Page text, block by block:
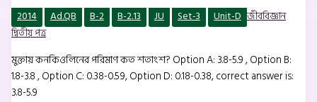
2014 Ad.QB B-2 B-2.13 JU Set-3 Unit-D জীববিজ্ঞান
দ্বিতীয় পত্র
মুক্তায় কনকিওলিনের পরিমাণ কত শতাংশ? Option A: 3.8-5.9 , Option B:
1.8-3.8 , Option C: 0.38-0.59, Option D: 0.18-0.38, correct answer is:
3.8-5.9